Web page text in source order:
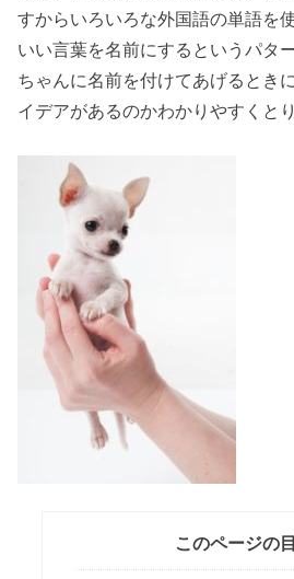
すからいろいろな外国語の単語を
いい言葉を名前にするというパタ
ちゃんに名前を付けてあげるとき
イデアがあるのかわかりやすくと
このページの